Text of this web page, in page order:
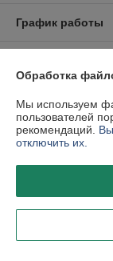
График работы
Политика
Сайт создан на
Обработка
Мы используем
пользователей
рекомендаций.
отключить их.